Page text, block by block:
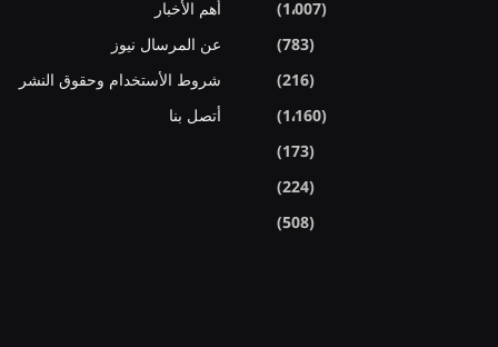
(1٬007)
(783)
(216)
(1٬160)
(173)
(224)
(508)
أهم الأخبار
عن المرسال نيوز
شروط الأستخدام وحقوق النشر
أتصل بنا